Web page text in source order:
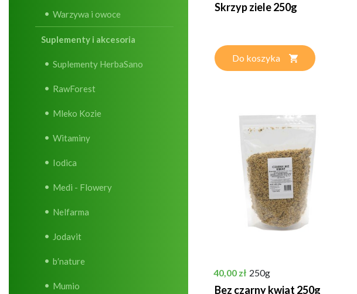
Warzywa i owoce
Suplementy i akcesoria
Suplementy HerbaSano
RawForest
Mleko Kozie
Witaminy
Iodica
Medi - Flowery
Nelfarma
Jodavit
b′nature
Mumio
Skrzyp ziele 250g
Do koszyka
Cena
40,00 zł 250g
Bez czarny kwiat 250g